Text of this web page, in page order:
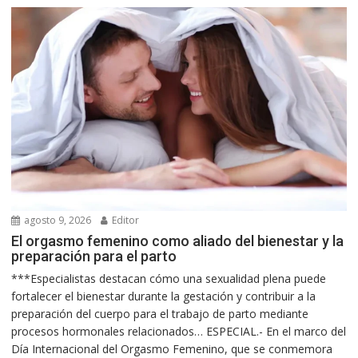
agosto 9, 2026 Editor
El orgasmo femenino como aliado del bienestar y la
preparación para el parto
***Especialistas destacan cómo una sexualidad plena puede
fortalecer el bienestar durante la gestación y contribuir a la
preparación del cuerpo para el trabajo de parto mediante
procesos hormonales relacionados… ESPECIAL.- En el marco del
Día Internacional del Orgasmo Femenino, que se conmemora